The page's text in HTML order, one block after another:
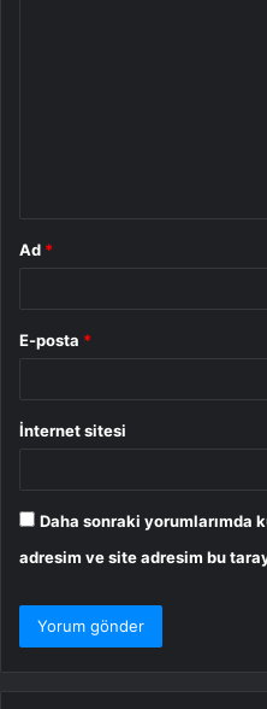
Ad *
E-posta *
İnternet sitesi
Daha sonraki yorumlarımda
adresim ve site adresim bu